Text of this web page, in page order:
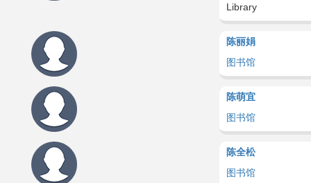
Library
陈丽娟
图书馆
陈萌宜
图书馆
陈全松
图书馆